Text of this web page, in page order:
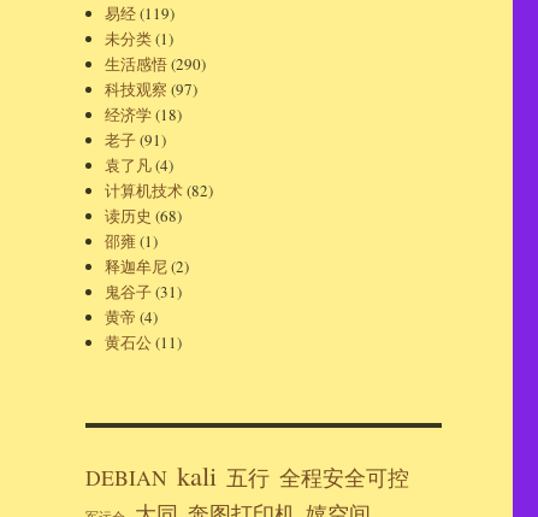
易经(119)
未分类(1)
生活感悟(290)
科技观察 (97)
经济学(18)
老子(91)
袁了凡(4)
计算机技术(82)
读历史 (68)
邵雍(1)
释迦牟尼(2)
鬼谷子(31)
黄帝 (4)
黄石公(11)
DEBIAN kali 五行 全程安全可控